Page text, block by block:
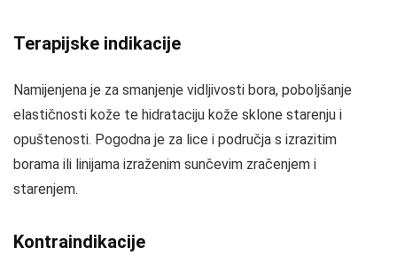
Terapijske indikacije
Namijenjena je za smanjenje vidljivosti bora, poboljšanje
elastičnosti kože te hidrataciju kože sklone starenju i
opuštenosti. Pogodna je za lice i područja s izrazitim
borama ili linijama izraženim sunčevim zračenjem i
starenjem.
Kontraindikacije